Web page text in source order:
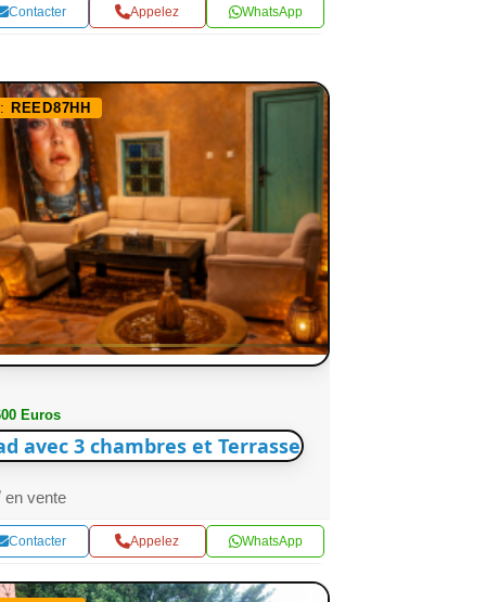
Contacter Appelez WhatsApp
REED87HH
Euros
avec 3 chambres et Terrasse
en vente
Contacter Appelez WhatsApp